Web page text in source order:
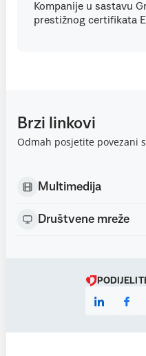
Kompanije u sastavu
prestižnog certifikata
Brzi linkovi
Odmah posjetite povezani
Multimedija
Društvene mreže